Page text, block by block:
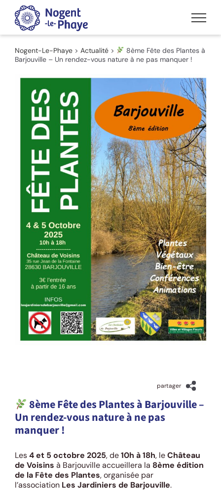
Passer
contenu
Nogent-Le-Phaye > Actualité >
8ème Fête des Plantes à
Barjouville – Un rendez-vous nature à ne pas manquer !
Voir
l'image
agrandie
partager
8ème Fête des Plantes à Barjouville –
Un rendez-vous nature à ne pas
manquer !
Les4 et 5 octobre 2025, de10h à 18h, leChâteau
de Voisins à Barjouville accueillera la 8ème édition
de la Fête des Plantes, organisée par
l’association Les Jardiniers de Barjouville.